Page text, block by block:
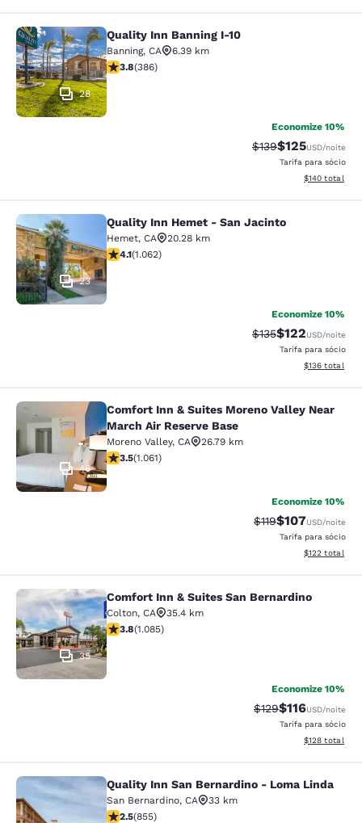
Quality Inn Banning I-10
28
Quality Inn Banning I-10
Banning, CA
6.39 km
classificação 3.81 estrelas. Bom. 386 avaliações
3.8(386)
Economize 10%
Tarifa anterior
$139Tarifa com
$125USD/noite
Tarifa para sócio
Exibir
$140 total
Quality Inn Hemet - San Jacinto
23
Quality Inn Hemet - San Jacinto
Hemet, CA
20.28 km
classificação 4.07 estrelas. Muito bom. 1062
4.1(1.062)
Economize 10%
Tarifa anterior
$135Tarifa com
$122USD/noite
Tarifa para sócio
Exibir
$136 total
Comfort Inn & Suites Moreno
46
Comfort Inn & Suites Moreno Valley Near
March Air Reserve Base
Moreno Valley, CA
26.79 km
classificação 3.54 estrelas. Bom. 1061 avaliações
3.5(1.061)
Economize 10%
Tarifa anterior
$119Tarifa com
$107USD/noite
Tarifa para sócio
Exibir
$122 total
Comfort Inn & Suites San
35
Comfort Inn & Suites San Bernardino
Colton, CA
35.4 km
classificação 3.82 estrelas. Bom. 1085 avaliações
3.8(1.085)
Economize 10%
Tarifa anterior
$129Tarifa com
$116USD/noite
Tarifa para sócio
Exibir
$128 total
Quality Inn San Bernardino - Loma
Quality Inn San Bernardino - Loma Linda
San Bernardino, CA
33 km
classificação 2.49 estrelas. Razoável. 855 avaliações
2.5(855)